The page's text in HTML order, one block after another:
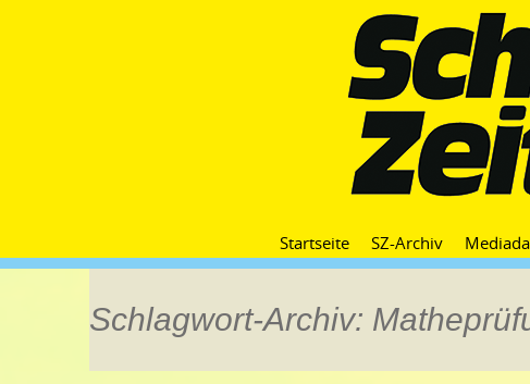
Startseite SZ-Archiv
Schlagwort-Archiv: